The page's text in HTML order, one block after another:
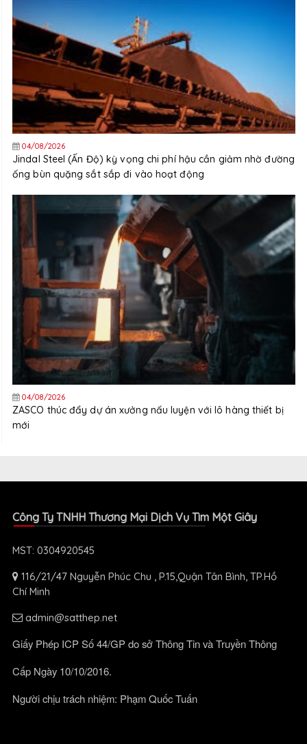
04/08/2026
Jindal Steel (Ấn Độ) kỳ vọng chi phí hậu cần giảm nhờ đường
ống bùn quặng sắt sắp đi vào hoạt động
04/08/2026
ZASCO thúc đẩy dự án xưởng nấu luyện với lô hàng thiết bị
mới
Công Ty TNHH Thương Mại Dịch Vụ Tìm Một Giây
MST: 0304920545
116/21/47 Nguyễn Phúc Chu , P.15,Quận Tân Bình, TP.Hồ
Chí Minh
admin@satthep.net
Giấy Phép ICP Số 44/GP do sở Thông Tin và Truyền Thông
Cấp Ngày 10/10/2016.
Người chịu trách nhiệm: Phạm Quốc Tuấn